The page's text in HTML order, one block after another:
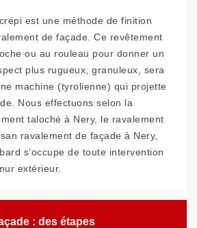
est une méthode de finition
de façade. Ce revêtement
ou au rouleau pour donner un
plus rugueux, granuleux, sera
machine (tyrolienne) qui projette
Nous effectuons selon la
taloché à Nery, le ravalement
ravalement de façade à Nery,
s’occupe de toute intervention
extérieur.
: des étapes